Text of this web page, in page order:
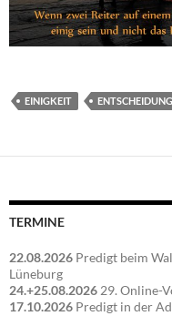
EINIGKEIT
TERMINE
22.08.2026 Predigt beim
Lüneburg
24.+25.08.2026 29. Online-
17.10.2026 Predigt in der